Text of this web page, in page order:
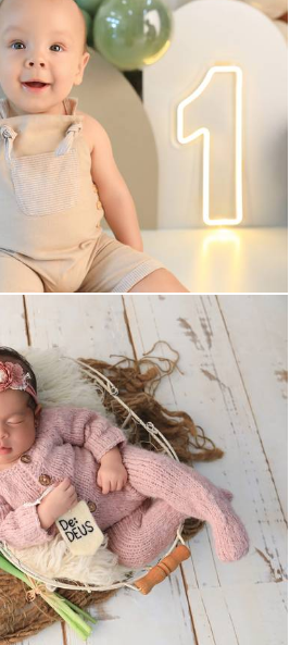
330 1
604 0